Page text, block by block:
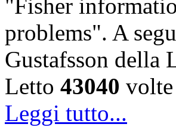
"Fisher
problems". A
Gustafsson
Letto 43040 volte
Leggi tutto...